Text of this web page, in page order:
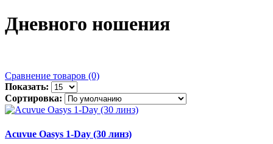
Дневного ношения
Сравнение товаров (0)
Показать:
Сортировка:
Acuvue Oasys 1-Day (30 линз)